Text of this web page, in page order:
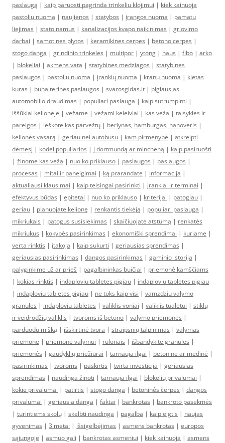
paslaugą | kaip paruosti pagrinda trinkeliu klojimui | kiek kainuoja
pastoliu nuoma | naujienos | statybos | įrangos nuoma | pamatu
liejimas | stato namus | kanalizacijos kvapo naikinimas | griovimo
darbai | samotines plytos | keramikines cerpes | betono cerpes |
stogo danga | grindinio trinkeles | multipor | ytong | haus | fibo | arko
| blokeliai | akmens vata | statybines medziagos | statybinės
paslaugos | pastoliu nuoma | įrankių nuoma | kranu nuoma | kietas
kuras | buhalterines paslaugos | svarosgidas.lt | pigiausias
automobilio draudimas | populiari paslauga | kaip sutrumpinti |
iššūkiai kelionėje | vežame | vežami keleiviai | kas veža | taisyklės ir
pareigos | ieškote kas parvežtų | berlynas, hamburgas, hanoveris |
kelionės vasarą | geriau nei autobusu | kam pirmenybė | atkreipti
dėmesį | kodėl populiarios | į dortmundą ar mincheną | kaip pasiruošti
| žinome kas veža | nuo ko priklauso | paslaugos | paslaugos |
procesas | mitai ir paneigimai | ką prarandate | informacija |
aktualiausi klausimai | kaip teisingai pasirinkti | įrankiai ir terminai |
efektyvus būdas | epitetai | nuo ko priklauso | kriterijai | patogiau |
geriau | planuojate kelionę | renkantis tiekėją | populiari paslauga |
mikriukais | patogus susisiekimas | skaičiuojate atstumą | renkatės
mikriukus | kokybės pasirinkimas | ekonomiški sprendimai | kuriame |
verta rinktis | įtakoja | kaip sukurti | geriausias sprendimas |
geriausias pasirinkimas | dangos pasirinkimas | gaminio istorija |
palyginkime už ar prieš | pagalbininkas buičiai | priemonė kamščiams
| kokias rinktis | indaploviu tabletes pigiau | indaploviu tabletes pigiau
| indaploviu tabletes pigiau | ne toks kaip visi | vamzdziu valymo
granules | indaploviu tabletes | valiklis voniai | valiklis tualetui | stiklų
ir veidrodžių valiklis | tvoroms iš betono | valymo priemonės |
parduodu mišką | išskirtinė tvora | straipsnių talpinimas | valymas
priemone | priemonė valymui | rulonais | išbandykite granules |
priemonės | gaudyklių priežiūrai | tarnauja ilgai | betoninė ar medinė |
pasirinkimas | tvoroms | paskirtis | tvirta investicija | geriausias
sprendimas | naudinga žinoti | tarnauja ilgai | blokelių privalumai |
kokie privalumai | patirtis | stogo danga | betoninės čerpės | dangos
privalumai | geriausia danga | faktai | bankrotas | bankroto pasekmės
| turintiems skolų | skelbti naudinga | pagalba | kaip elgtis | naujas
gyvenimas | 3 metai | išsigelbėjimas | asmens bankrotas | europos
sąjungoje | asmuo gali | bankrotas asmeniui | kiek kainuoja | asmens